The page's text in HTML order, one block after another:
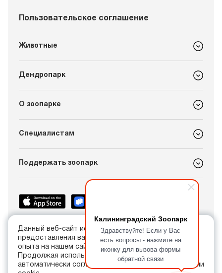
Калининградский Зоопарк
Здравствуйте! Если у Вас
есть вопросы - нажмите на
иконку для вызова формы
обратной связи
Данный веб-сайт использует cookie в целях
предоставления вам лучшего пользовательского
опыта на нашем сайте.
Продолжая использовать данный сайт, вы
автоматически соглашаетесь с использованием нами
Пользовательское соглашение
Животные
Дендропарк
О зоопарке
Специалистам
Поддержать зоопарк
+7 (4012) 21-89-14
info@kldzoo.ru
Россия, г. Калининград, проспект Мира, 26